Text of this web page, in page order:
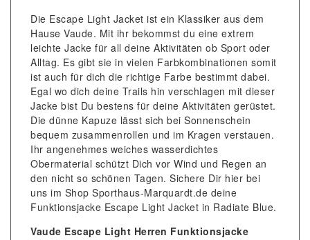
Die Escape Light Jacket ist ein Klassiker aus dem
Hause Vaude. Mit ihr bekommst du eine extrem
leichte Jacke für all deine Aktivitäten ob Sport oder
Alltag. Es gibt sie in vielen Farbkombinationen somit
ist auch für dich die richtige Farbe bestimmt dabei.
Egal wo dich deine Trails hin verschlagen mit dieser
Jacke bist Du bestens für deine Aktivitäten gerüstet.
Die dünne Kapuze lässt sich bei Sonnenschein
bequem zusammenrollen und im Kragen verstauen.
Ihr angenehmes weiches wasserdichtes
Obermaterial schützt Dich vor Wind und Regen an
den nicht so schönen Tagen. Sichere Dir hier bei
uns im Shop Sporthaus-Marquardt.de deine
Funktionsjacke Escape Light Jacket in Radiate Blue.
Vaude Escape Light Herren Funktionsjacke